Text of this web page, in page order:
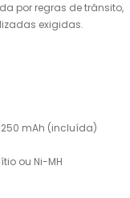
por regras de trânsito,
exigidas.
mAh (incluída)
ou Ni-MH